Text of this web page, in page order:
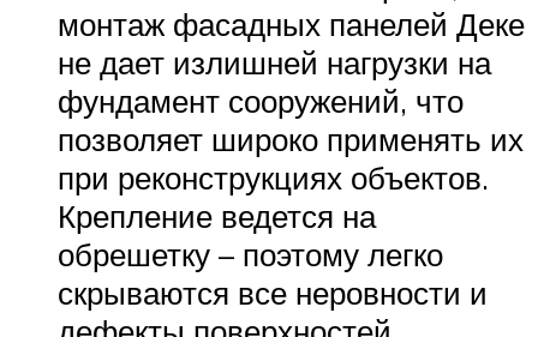
монтаж фасадных панелей Деке
не дает излишней нагрузки на
фундамент сооружений, что
позволяет широко применять их
при реконструкциях объектов.
Крепление ведется на
обрешетку – поэтому легко
скрываются все неровности и